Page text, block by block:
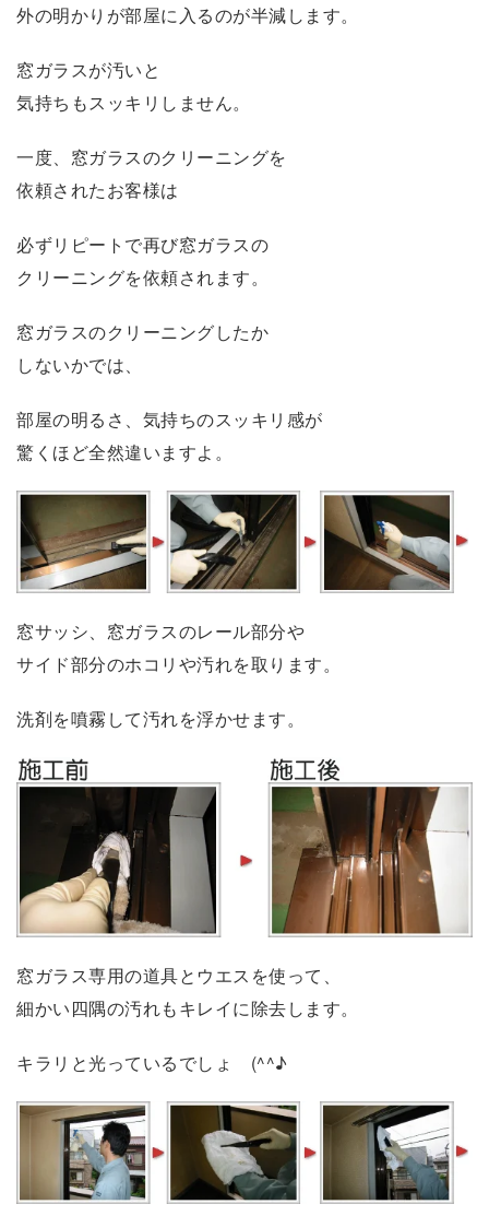
外の明かりが部屋に入るのが半減します。
窓ガラスが汚いと
気持ちもスッキリしません。
一度、窓ガラスのクリーニングを
依頼されたお客様は
必ずリピートで再び窓ガラスの
クリーニングを依頼されます。
窓ガラスのクリーニングしたか
しないかでは、
部屋の明るさ、気持ちのスッキリ感が
驚くほど全然違いますよ。
窓サッシ、窓ガラスのレール部分や
サイド部分のホコリや汚れを取ります。
洗剤を噴霧して汚れを浮かせます。
窓ガラス専用の道具とウエスを使って、
細かい四隅の汚れもキレイに除去します。
キラリと光っているでしょ (^^♪